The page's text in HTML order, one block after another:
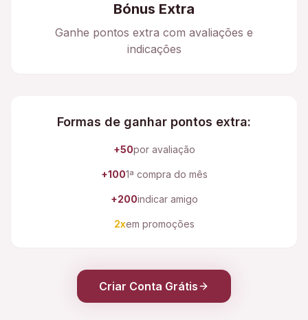
Bónus Extra
Ganhe pontos extra com avaliações e
indicações
Formas de ganhar pontos extra:
+50por avaliação
+1001ª compra do mês
+200indicar amigo
2xem promoções
Criar Conta Grátis